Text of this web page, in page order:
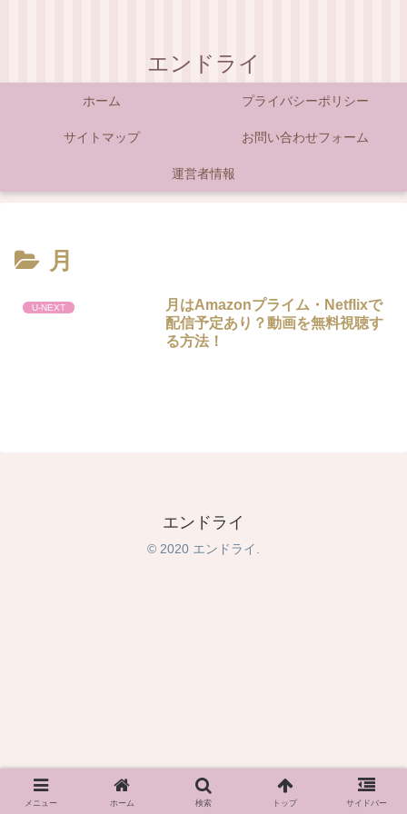
エンドライ
ホーム プライバシーポリシー
サイトマップ お問い合わせフォーム
運営者情報
月
U-NEXT
月はAmazonプライム・Netflixで
配信予定あり？動画を無料視聴す
る方法！
エンドライ
© 2020 エンドライ.
メニュー ホーム 検索 トップ サイドバー